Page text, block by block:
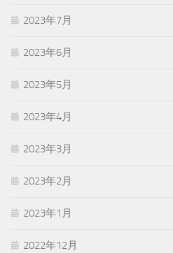
2023年7月
2023年6月
2023年5月
2023年4月
2023年3月
2023年2月
2023年1月
2022年12月